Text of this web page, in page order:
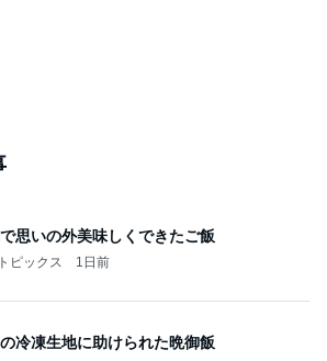
思いの外美味しくできたご飯
ピックス 1日前
冷凍生地に助けられた晩御飯